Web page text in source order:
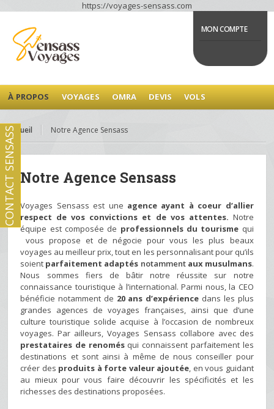
https://voyages-sensass.com
MON COMPTE
À PROPOS VOYAGES OMRA DEVIS VOLS
Accueil Notre Agence Sensass
Notre Agence Sensass
Voyages Sensass est une agence ayant à coeur d’allier
respect de vos convictions et de vos attentes. Notre
équipe est composée de professionnels du tourisme qui
vous propose et de négocie pour vous les plus beaux
voyages au meilleur prix, tout en les personnalisant pour qu’ils
soient parfaitement adaptés notammentaux musulmans.
Nous sommes fiers de bâtir notre réussite sur notre
connaissance touristique à l’international. Parmi nous, la CEO
bénéficie notamment de 20 ans d’expérience dans les plus
grandes agences de voyages françaises, ainsi que d’une
culture touristique solide acquise à l’occasion de nombreux
voyages. Par ailleurs, Voyages Sensass collabore avec des
prestataires de renomésqui connaissent parfaitement les
destinations et sont ainsi à même de nous conseiller pour
créer des produits à forte valeur ajoutée, en vous guidant
au mieux pour vous faire découvrir les spécificités et les
richesses des destinations proposées.
CONTACT SENSASS